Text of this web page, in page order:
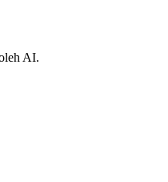
AI.